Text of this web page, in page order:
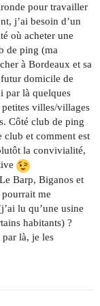
pour travailler
j’ai besoin d’un
où acheter une
de ping (ma
à Bordeaux et sa
domicile de
par là quelques
villes/villages
Côté club de ping
club et comment est
la convivialité,
Barp, Biganos et
me
lu qu’une usine
habitants) ?
là, je les